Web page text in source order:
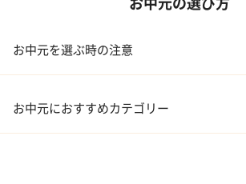
お中元を選ぶ時の注意
お中元におすすめカテゴリー